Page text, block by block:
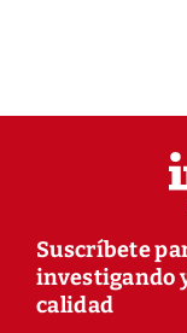
Suscríbete
investigando
calidad